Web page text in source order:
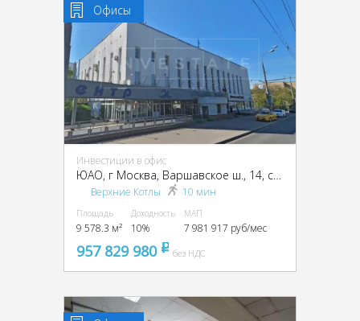
Офисы
Инвестиции в офис
Верхние Котлы 10 мин
Площадь
9 578.3 м²
Доходность
10%
МАП
7 981 917 руб/мес
957 829 980 pуббез НДС